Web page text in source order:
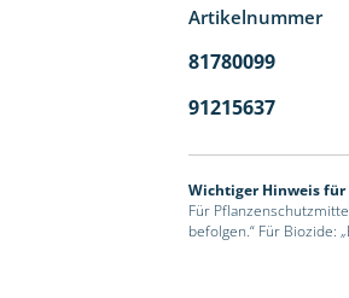
Artikelnummer
81780099
91215637
Wichtiger Hinweis
Für
befolgen.“ Für Biozide: